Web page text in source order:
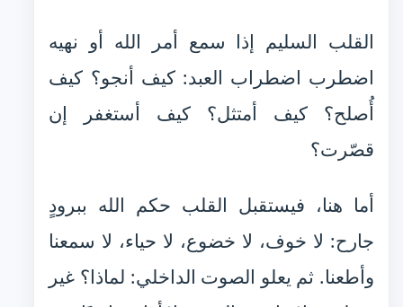
القلب السليم إذا سمع أمر الله أو نهيه
اضطرب اضطراب العبد: كيف أنجو؟ كيف
أُصلح؟ كيف أمتثل؟ كيف أستغفر إن
قصّرت؟
أما هنا، فيستقبل القلب حكم الله ببرودٍ
جارح: لا خوف، لا خضوع، لا حياء، لا سمعنا
وأطعنا. ثم يعلو الصوت الداخلي: لماذا؟ غير